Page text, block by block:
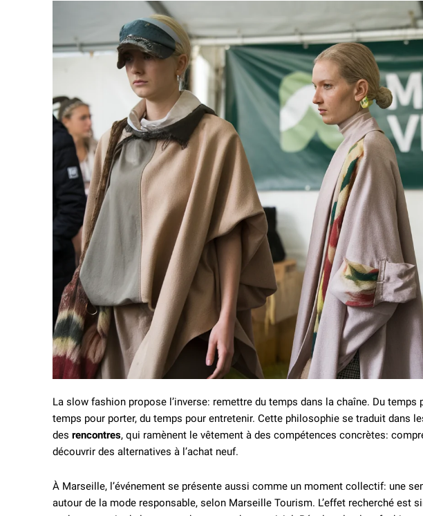
La slow fashion propose l’inverse: remettre du temps dans la chaîne. Du
temps pour porter, du temps pour entretenir. Cette philosophie se traduit dans
des rencontres, qui ramènent le vêtement à des compétences concrètes:
découvrir des alternatives à l’achat neuf.
À Marseille, l’événement se présente aussi comme un moment collectif: une
autour de la mode responsable, selon Marseille Tourism. L’effet recherché est